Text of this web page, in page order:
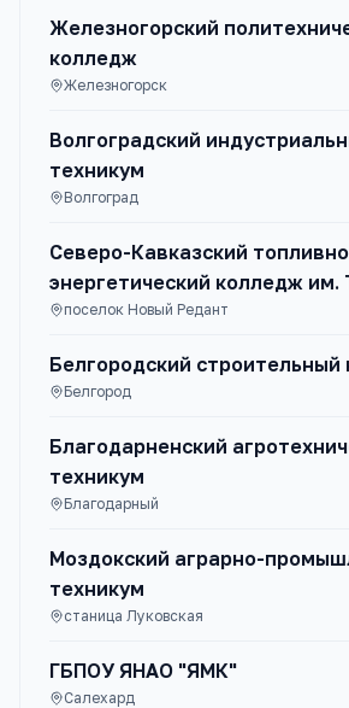
Железногорский
колледж
Железногорск
Волгоградский
техникум
Волгоград
Северо-Кавказский
энергетический колледж им.
поселок Новый Редант
Белгородский
Белгород
Благодарненский
техникум
Благодарный
Моздокский аграрно-
техникум
станица Луковская
ГБПОУ ЯНАО "ЯМК"
Салехард